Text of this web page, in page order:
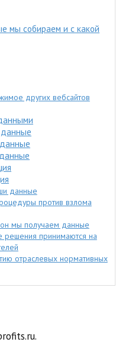
мы собираем и с какой
других вебсайтов
данные
против взлома
мы получаем данные
решения принимаются на
отраслевых нормативных